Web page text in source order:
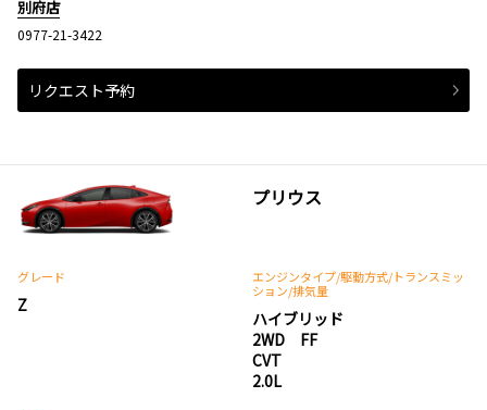
別府店
0977-21-3422
リクエスト予約
プリウス
グレード
Z
エンジンタイプ/駆動方式/トランスミッ
ション/排気量
ハイブリッド
2WD FF
CVT
2.0L